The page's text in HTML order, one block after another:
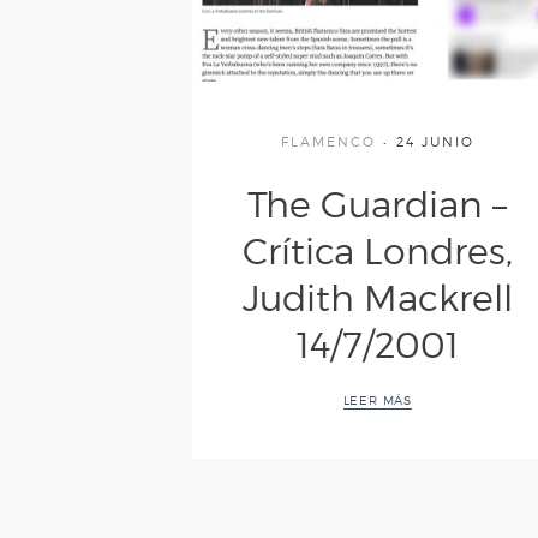
FLAMENCO 24 JUNIO
The Guardian –
Crítica Londres,
Judith Mackrell
14/7/2001
LEER MÁS